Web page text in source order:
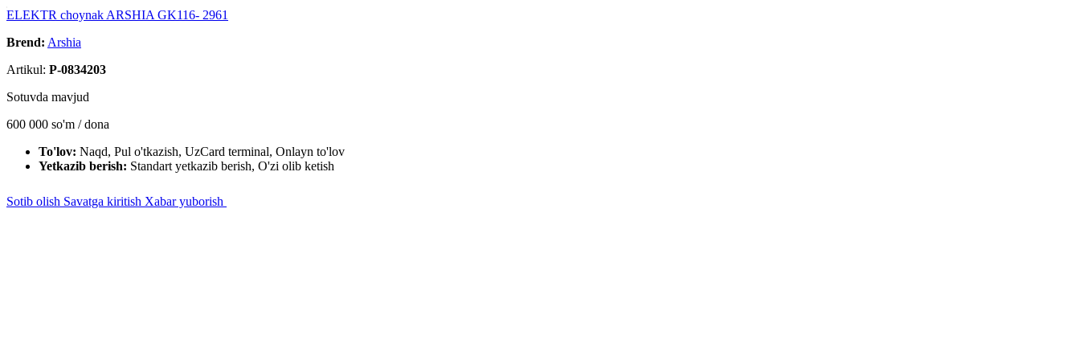
ELEKTR choynak ARSHIA GK116- 2961
Brend: Arshia
Artikul: P-0834203
Sotuvda mavjud
600 000 so'm / dona
To'lov: Naqd, Pul o'tkazish, UzCard terminal, Onlayn to'lov
Yetkazib berish: Standart yetkazib berish, O'zi olib ketish
Sotib olish Savatga kiritish Xabar yuborish